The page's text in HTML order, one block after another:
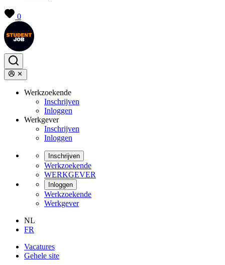
0
Werkzoekende
Inschrijven
Inloggen
Werkgever
Inschrijven
Inloggen
Inschrijven
Werkzoekende
WERKGEVER
Inloggen
Werkzoekende
Werkgever
NL
FR
Vacatures
Gehele site